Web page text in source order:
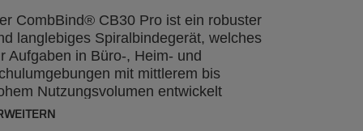
CombBind® CB30 Pro ist ein robuster
langlebiges Spiralbindegerät, welches
Aufgaben in Büro-, Heim- und
mit mittlerem bis
Nutzungsvolumen entwickelt
Die versenkbaren Stanzstifte